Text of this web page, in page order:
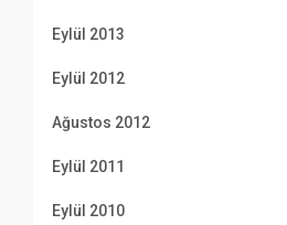
Eylül 2013
Eylül 2012
Ağustos 2012
Eylül 2011
Eylül 2010